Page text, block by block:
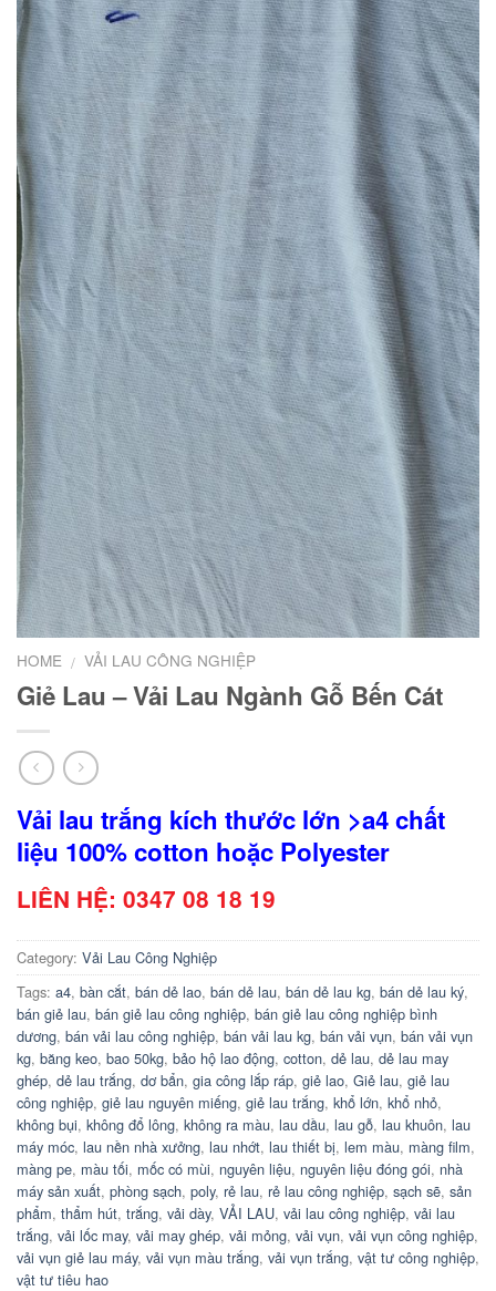
HOME / VẢI LAU CÔNG NGHIỆP
Giẻ Lau – Vải Lau Ngành Gỗ Bến Cát
Vải lau trắng kích thước lớn >a4 chất
liệu 100% cotton hoặc Polyester
LIÊN HỆ: 0347 08 18 19
Category: Vải Lau Công Nghiệp
Tags: a4, bàn cắt, bán dẻ lao, bán dẻ lau, bán dẻ lau kg, bán dẻ lau ký,
bán giẻ lau, bán giẻ lau công nghiệp, bán giẻ lau công nghiệp bình
dương, bán vải lau công nghiệp, bán vải lau kg, bán vải vụn, bán vải vụn
kg, băng keo, bao 50kg, bảo hộ lao động, cotton, dẻ lau, dẻ lau may
ghép, dẻ lau trắng, dơ bẩn, gia công lắp ráp, giẻ lao, Giẻ lau, giẻ lau
công nghiệp, giẻ lau nguyên miếng, giẻ lau trắng, khổ lớn, khổ nhỏ,
không bụi, không đổ lông, không ra màu, lau dầu, lau gỗ, lau khuôn, lau
máy móc, lau nền nhà xưởng, lau nhớt, lau thiết bị, lem màu, màng film,
màng pe, màu tối, mốc có mùi, nguyên liệu, nguyên liệu đóng gói, nhà
máy sản xuất, phòng sạch, poly, rẻ lau, rẻ lau công nghiệp, sạch sẽ, sản
phẩm, thẩm hút, trắng, vải dày, VẢI LAU, vải lau công nghiệp, vải lau
trắng, vải lốc may, vải may ghép, vải mỏng, vải vụn, vải vụn công nghiệp,
vải vụn giẻ lau máy, vải vụn màu trắng, vải vụn trắng, vật tư công nghiệp,
vật tư tiêu hao